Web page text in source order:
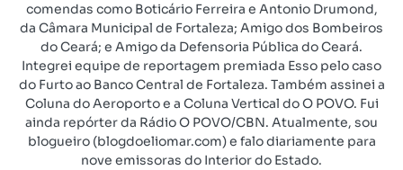
comendas como Boticário Ferreira e Antonio Drumond,
da Câmara Municipal de Fortaleza; Amigo dos Bombeiros
do Ceará; e Amigo da Defensoria Pública do Ceará.
Integrei equipe de reportagem premiada Esso pelo caso
do Furto ao Banco Central de Fortaleza. Também assinei a
Coluna do Aeroporto e a Coluna Vertical do O POVO. Fui
ainda repórter da Rádio O POVO/CBN. Atualmente, sou
blogueiro (blogdoeliomar.com) e falo diariamente para
nove emissoras do Interior do Estado.